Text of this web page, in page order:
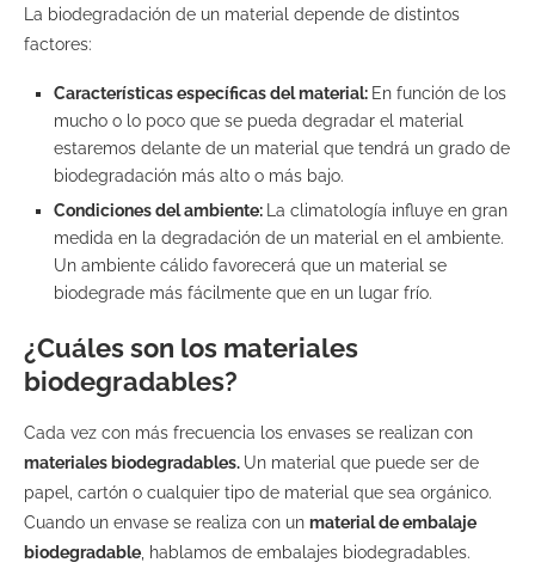
La biodegradación de un material depende de distintos
factores:
Características específicas del material: En función de los
mucho o lo poco que se pueda degradar el material
estaremos delante de un material que tendrá un grado de
biodegradación más alto o más bajo.
Condiciones del ambiente:
La climatología influye en gran
medida en la degradación de un material en el ambiente.
Un ambiente cálido favorecerá que un material se
biodegrade más fácilmente que en un lugar frío.
¿Cuáles son los materiales
biodegradables?
Cada vez con más frecuencia los envases se realizan con
materiales biodegradables. Un material que puede ser de
papel, cartón o cualquier tipo de material que sea orgánico.
Cuando un envase se realiza con un material de embalaje
biodegradable , hablamos de embalajes biodegradables.